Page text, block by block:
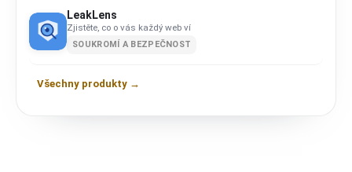
LeakLens
Zjistěte, co o vás každý web ví
SOUKROMÍ A BEZPEČNOST
Všechny produkty →